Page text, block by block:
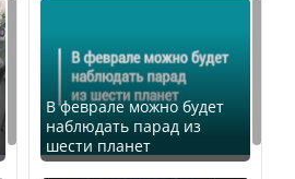
В феврале можно будет
наблюдать парад из
шести планет